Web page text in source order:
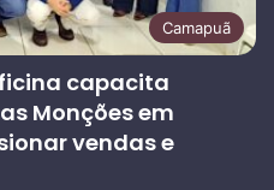
Camapuã
capacita
Monções em
vendas e